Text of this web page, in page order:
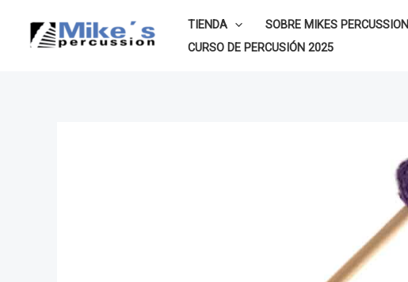
TIENDA SOBRE MIKES PERCUSSION
CURSO DE PERCUSIÓN 2025